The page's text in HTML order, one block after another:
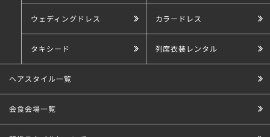
ウェディングドレス カラードレス
タキシード 列席衣装レンタル
ヘアスタイル一覧
会食会場一覧